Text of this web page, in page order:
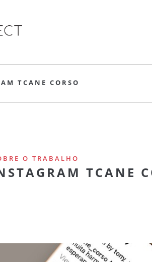
TCANE CORSO
O TRABALHO
TCANE